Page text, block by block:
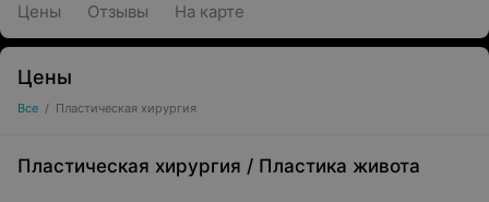
Цены Отзывы На карте
Цены
Все / Пластическая хирургия
Пластическая хирургия / Пластика живота